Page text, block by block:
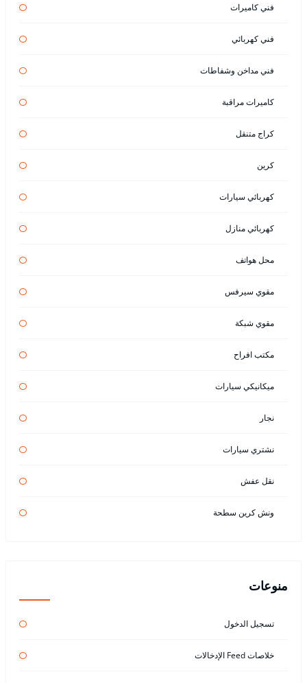
فني كاميرات
فني كهربائي
فني مداخن وشفاطات
كاميرات مراقبة
كراج متنقل
كرين
كهربائي سيارات
كهربائي منازل
محل هواتف
مقوي سيرفس
مقوي شبكة
مكتب افراح
ميكانيكي سيارات
نجار
نشتري سيارات
نقل عفش
ونش كرين سطحة
منوعات
تسجيل الدخول
خلاصات Feed الإدخالات